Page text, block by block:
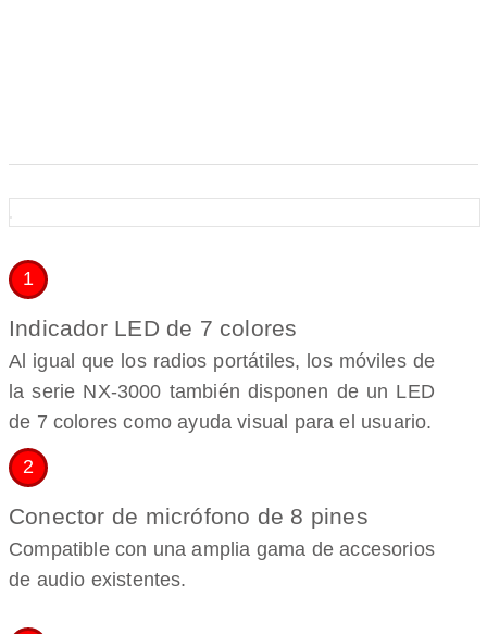
1
Indicador LED de 7 colores
Al igual que los radios portátiles, los móviles de
la serie NX-3000 también disponen de un LED
de 7 colores como ayuda visual para el usuario.
2
Conector de micrófono de 8 pines
Compatible con una amplia gama de accesorios
de audio existentes.